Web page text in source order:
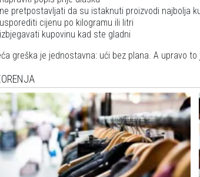
ne pretpostavljati da su istaknuti proizvodi najbolja
usporediti cijenu po kilogramu ili litri
izbjegavati kupovinu kad ste gladni
greška je jednostavna: ući bez plana. A upravo